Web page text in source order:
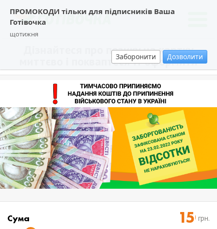
ПРОМОКОДИ тільки для підписників Ваша
Готівочка
щотижня
Заборонити Дозволити
Дізнайтеся про позику на картку
миттєво і покваптеся її оформити
Cума грн.